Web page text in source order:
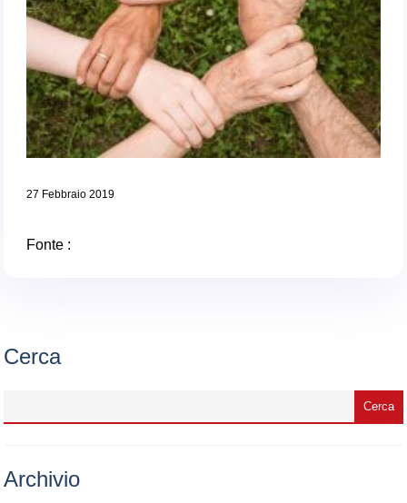
27 Febbraio 2019
Fonte :
Cerca
Archivio